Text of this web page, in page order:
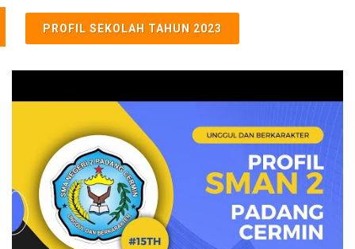
PROFIL SEKOLAH TAHUN 2023